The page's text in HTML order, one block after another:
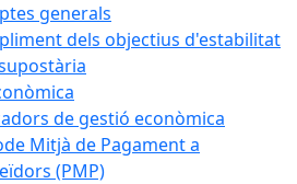
generals
dels objectius d'estabilitat
de gestió econòmica
Mitjà de Pagament a
(PMP)